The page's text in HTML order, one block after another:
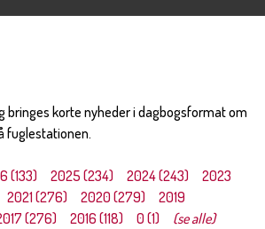
bringes korte nyheder i dagbogsformat om
fuglestationen.
(133) 2025 (234) 2024 (243)
2023
2021 (276) 2020 (279)
2019
(276) 2016 (118) 0 (1)
(se alle)